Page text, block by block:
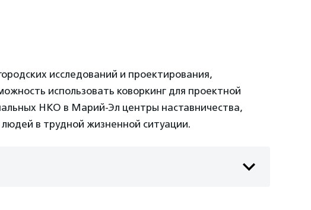
исследований и проектирования,
использовать коворкинг для проектной
НКО в Марий-Эл центры наставничества,
в трудной жизненной ситуации.